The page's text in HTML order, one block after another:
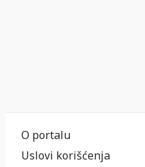
O portalu
Uslovi korišćenja